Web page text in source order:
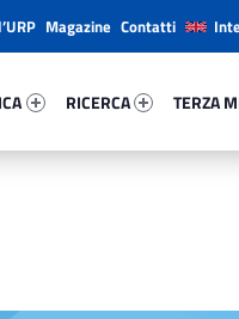
RICERCA
TERZA
Magazine Contatti